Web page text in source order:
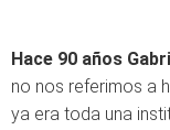
Hace 90 años
no nos referimos a
ya era toda una